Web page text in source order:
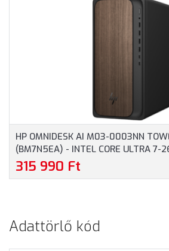
HP OMNIDESK AI M03-0003NN
(BM7N5EA) - INTEL CORE ULTRA 7-
512GB SSD, WIFI + BLUETOOTH,
NÉLKÜL - TORONY HÁZAS
315 990 Ft
Adattörlő kód